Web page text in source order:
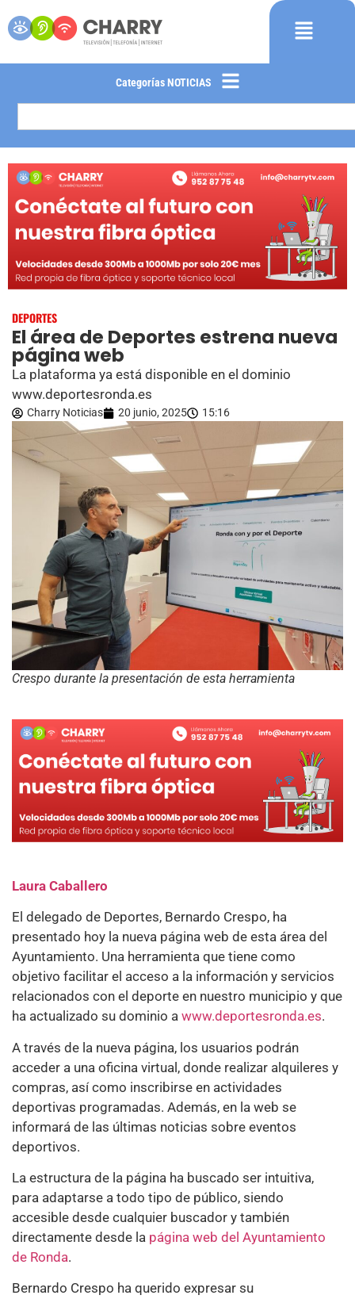
Categorías NOTICIAS
DEPORTES
El área de Deportes estrena nueva
página web
La plataforma ya está disponible en el dominio
www.deportesronda.es
Charry Noticias 20 junio, 2025 15:16
Crespo durante la presentación de esta herramienta
Laura Caballero
El delegado de Deportes, Bernardo Crespo, ha
presentado hoy la nueva página web de esta área del
Ayuntamiento. Una herramienta que tiene como
objetivo facilitar el acceso a la información y servicios
relacionados con el deporte en nuestro municipio y que
ha actualizado su dominio a www.deportesronda.es.
A través de la nueva página, los usuarios podrán
acceder a una oficina virtual, donde realizar alquileres y
compras, así como inscribirse en actividades
deportivas programadas. Además, en la web se
informará de las últimas noticias sobre eventos
deportivos.
La estructura de la página ha buscado ser intuitiva,
para adaptarse a todo tipo de público, siendo
accesible desde cualquier buscador y también
directamente desde la página web del Ayuntamiento
de Ronda.
Bernardo Crespo ha querido expresar su